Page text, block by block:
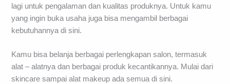
lagi untuk pengalaman dan kualitas produknya. Untuk kamu
yang ingin buka usaha juga bisa mengambil berbagai
kebutuhannya di sini.
Kamu bisa belanja berbagai perlengkapan salon, termasuk
alat – alatnya dan berbagai produk kecantikannya. Mulai dari
skincare sampai alat makeup ada semua di sini.